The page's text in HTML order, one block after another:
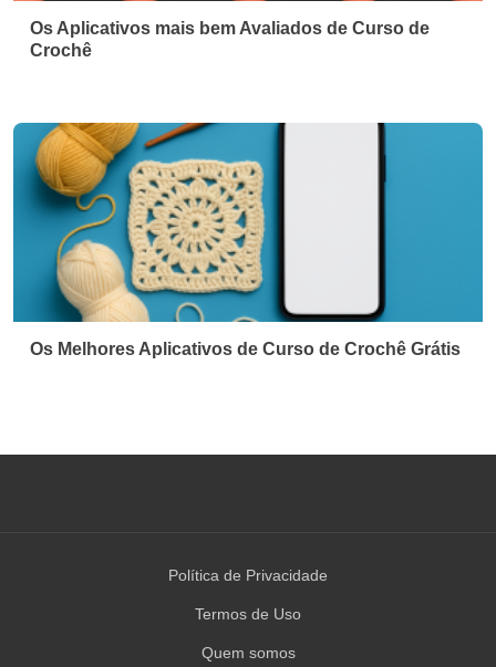
Os Aplicativos mais bem Avaliados de Curso de
Crochê
Os Melhores Aplicativos de Curso de Crochê Grátis
Política de Privacidade
Termos de Uso
Quem somos